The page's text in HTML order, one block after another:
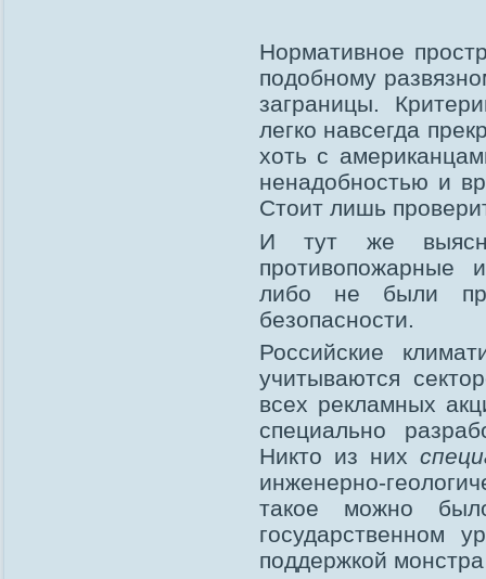
Нормативное
подобному
заграницы.
легко навсегда
хоть с
ненадобностью и
Стоит лишь
И тут же
противопожарные
либо не были
безопасности.
Российские
учитываются
всех рекламных
специально
Никто из них
инженерно-
такое можно
государственном
поддержкой